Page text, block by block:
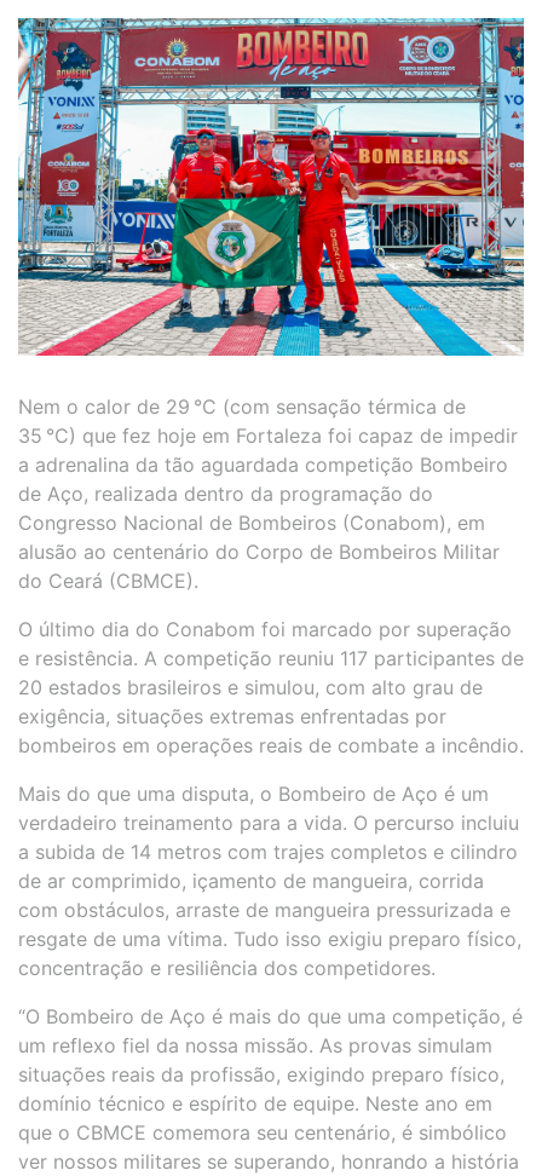
Nem o calor de 29 °C (com sensação térmica de
35 °C) que fez hoje em Fortaleza foi capaz de impedir
a adrenalina da tão aguardada competição Bombeiro
de Aço, realizada dentro da programação do
Congresso Nacional de Bombeiros (Conabom), em
alusão ao centenário do Corpo de Bombeiros Militar
do Ceará (CBMCE).
O último dia do Conabom foi marcado por superação
e resistência. A competição reuniu 117 participantes de
20 estados brasileiros e simulou, com alto grau de
exigência, situações extremas enfrentadas por
bombeiros em operações reais de combate a incêndio.
Mais do que uma disputa, o Bombeiro de Aço é um
verdadeiro treinamento para a vida. O percurso incluiu
a subida de 14 metros com trajes completos e cilindro
de ar comprimido, içamento de mangueira, corrida
com obstáculos, arraste de mangueira pressurizada e
resgate de uma vítima. Tudo isso exigiu preparo físico,
concentração e resiliência dos competidores.
“O Bombeiro de Aço é mais do que uma competição, é
um reflexo fiel da nossa missão. As provas simulam
situações reais da profissão, exigindo preparo físico,
domínio técnico e espírito de equipe. Neste ano em
que o CBMCE comemora seu centenário, é simbólico
ver nossos militares se superando, honrando a história